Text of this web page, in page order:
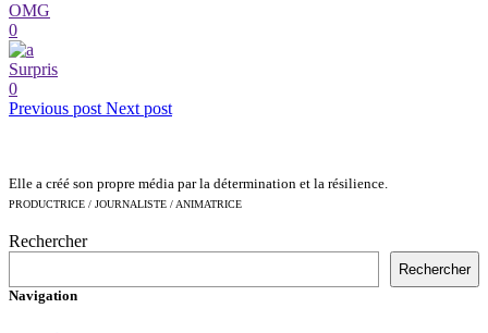
OMG
0
Surpris
0
Previous post Next post
Elle a créé son propre média par la détermination et la résilience.
PRODUCTRICE / JOURNALISTE / ANIMATRICE
Rechercher
Rechercher
Navigation